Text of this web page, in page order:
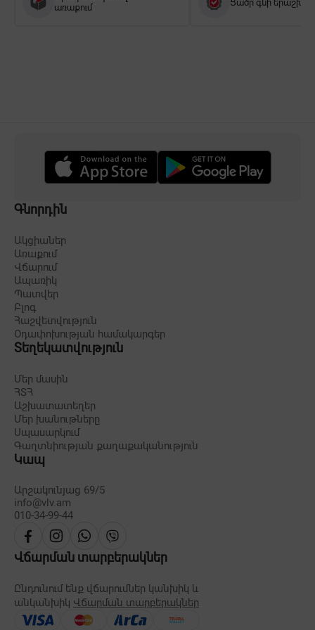
առաքում
Ցածր գնի երաշխիք
Գնորդին
Ակցիաներ
Առաքում
Վճարում
Ապառիկ
Պատվեր
Բլոգ
Հաշվետվություն
Օդափոխության համակարգեր
Տեղեկատվություն
Մեր մասին
ՀՏՀ
Աշխատատեղեր
Մեր խանութները
Սպասարկում
Գաղտնիության քաղաքականություն
Կապ
Արշակունյաց 69/5
info@vlv.am
010-34-99-44
Վճարման տարբերակներ
Ընդունում ենք վճարումներ կանխիկ և
անկանխիկ Վճարման տարբերակներ